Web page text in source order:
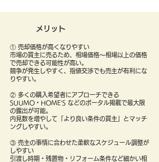
メリット
① 売却価格が高くなりやすい
市場の買主に売るため、相場価格〜相場以上の価格
で売却できる可能性が高い。
競争が発生しやすく、指値交渉でも売主が有利にな
りやすい。
② 多くの購入希望者にアプローチできる
SUUMO・HOME’S などのポータル掲載で最大限
の露出が可能。
内見数を増やして「より良い条件の買主」とマッチ
ングしやすい。
③ 売主の事情に合わせた柔軟なスケジュール調整が
しやすい
引渡し時期・残置物・リフォーム条件など細かい相